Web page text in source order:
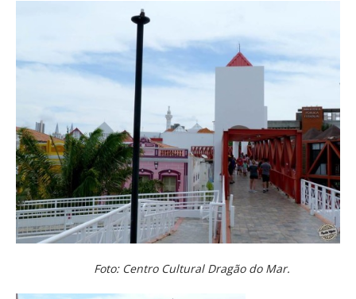
Foto: Centro Cultural Dragão do Mar.